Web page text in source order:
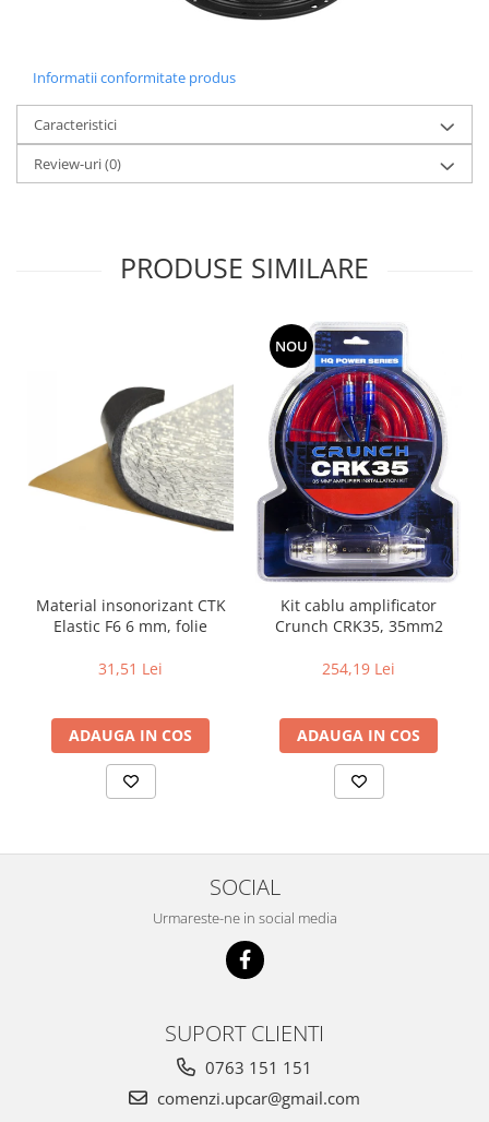
Informatii conformitate produs
Caracteristici
Review-uri(0)
PRODUSE SIMILARE
Material insonorizant CTK
Elastic F6 6 mm, folie
31,51 Lei
ADAUGA IN COS
NOU
Kit cablu amplificator
Crunch CRK35, 35mm2
254,19 Lei
ADAUGA IN COS
SOCIAL
Urmareste-ne in social media
SUPORT CLIENTI
0763 151 151
comenzi.upcar@gmail.com